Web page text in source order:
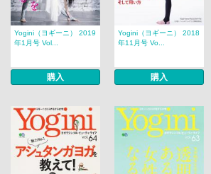
Yogini（ヨギーニ） 2019
年1月号 Vol...
購入
Yogini（ヨギーニ） 2018
年11月号 Vo...
購入